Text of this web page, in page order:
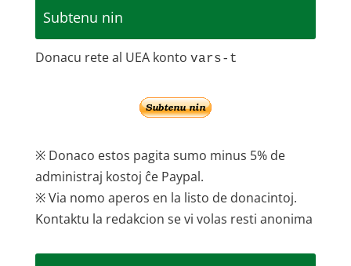
Subtenu nin
Donacu rete al UEA konto vars-t
※ Donaco estos pagita sumo minus 5% de
administraj kostoj ĉe Paypal.
※ Via nomo aperos en la listo de donacintoj.
Kontaktu la redakcion se vi volas resti anonima